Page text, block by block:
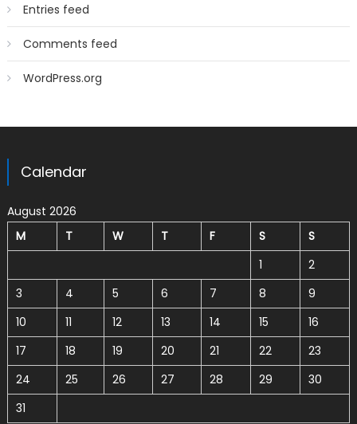
Entries feed
Comments feed
WordPress.org
Calendar
August 2026
M
T W T F S
S
1
2
3
4 5 6 7 8
9
10
11 12 13 14 15
16
17
18 19 20 21 22
23
24
25 26 27 28 29
30
31